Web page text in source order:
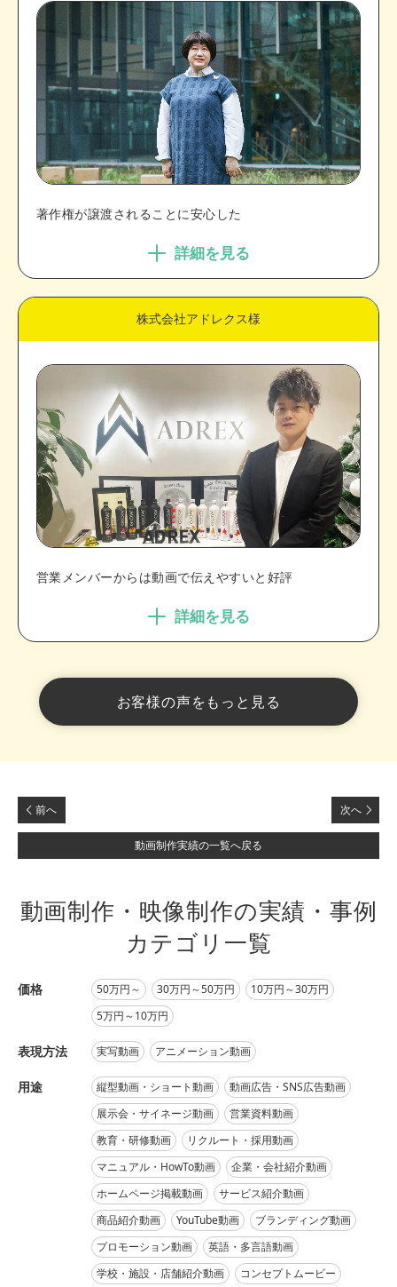
著作権が譲渡されることに安心した
詳細を見る
株式会社アドレクス様
営業メンバーからは動画で伝えやすいと好評
詳細を見る
お客様の声をもっと見る
前へ 次へ
動画制作実績の一覧へ戻る
動画制作・映像制作の実績・事例
カテゴリ一覧
価格 50万円～ 30万円～50万円
10万円～30万円
5万円～10万円
表現方法 実写動画 アニメーション動画
用途 縦型動画・ショート動画
動画広告・SNS広告動画
展示会・サイネージ動画
営業資料動画
教育・研修動画
リクルート・採用動画
マニュアル・HowTo動画
企業・会社紹介動画
ホームページ掲載動画
サービス紹介動画
商品紹介動画
YouTube動画
ブランディング動画
プロモーション動画
英語・多言語動画
学校・施設・店舗紹介動画
コンセプトムービー